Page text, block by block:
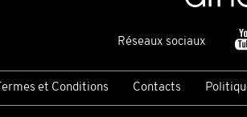
Réseaux sociaux
Termes et Conditions Contacts